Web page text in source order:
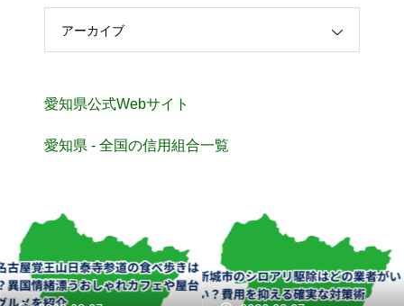
アーカイブ
愛知県公式Webサイト
愛知県 - 全国の信用組合一覧